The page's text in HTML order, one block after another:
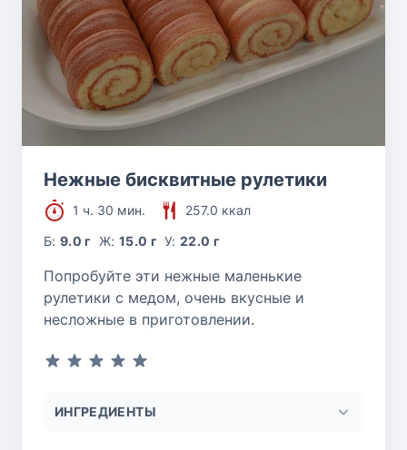
Нежные бисквитные рулетики
1 ч. 30 мин.
257.0 ккал
Б:9.0 г Ж: 15.0 г У:22.0 г
Попробуйте эти нежные маленькие
рулетики с медом, очень вкусные и
несложные в приготовлении.
ИНГРЕДИЕНТЫ